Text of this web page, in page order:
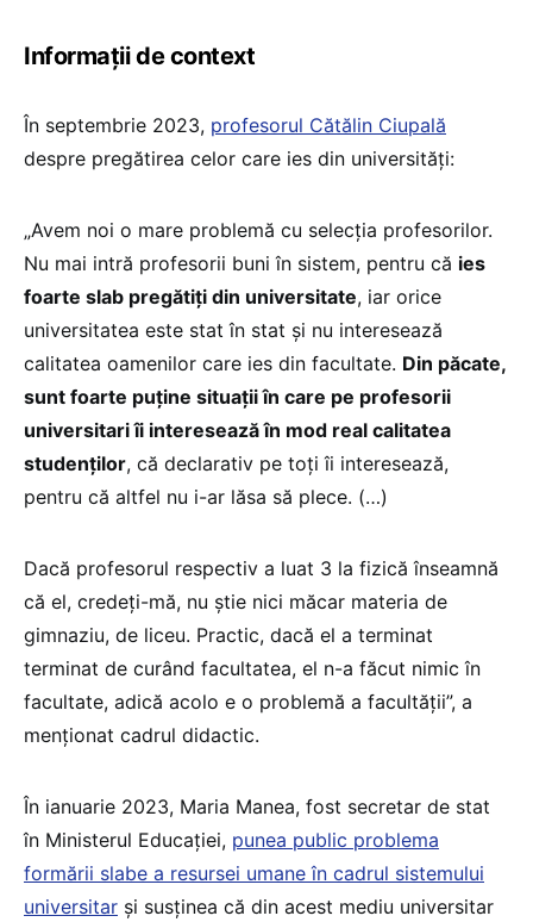
Informații de context
În septembrie 2023, profesorul Cătălin Ciupală
despre pregătirea celor care ies din universități:
„Avem noi o mare problemă cu selecția profesorilor.
Nu mai intră profesorii buni în sistem, pentru că ies
foarte slab pregătiți din universitate, iar orice
universitatea este stat în stat și nu interesează
calitatea oamenilor care ies din facultate. Din păcate,
sunt foarte puține situații în care pe profesorii
universitari îi interesează în mod real calitatea
studenților, că declarativ pe toți îi interesează,
pentru că altfel nu i-ar lăsa să plece. (…)
Dacă profesorul respectiv a luat 3 la fizică înseamnă
că el, credeți-mă, nu știe nici măcar materia de
gimnaziu, de liceu. Practic, dacă el a terminat
terminat de curând facultatea, el n-a făcut nimic în
facultate, adică acolo e o problemă a facultății”, a
menționat cadrul didactic.
În ianuarie 2023, Maria Manea, fost secretar de stat
în Ministerul Educației, punea public problema
formării slabe a resursei umane în cadrul sistemului
universitar și susținea că din acest mediu universitar